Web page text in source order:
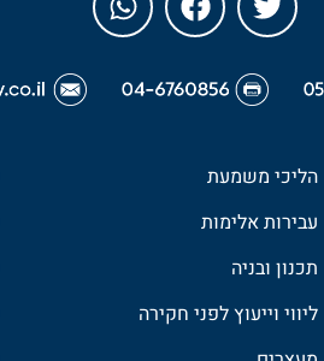
הליכי משמעת
עבירות אלימות
תכנון ובניה
ליווי וייעוץ לפני חקירה